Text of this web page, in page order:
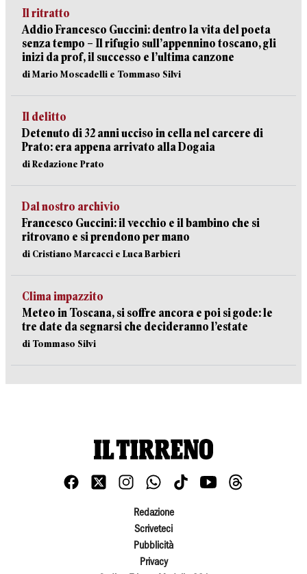
Il ritratto
Addio Francesco Guccini: dentro la vita del poeta
senza tempo – Il rifugio sull’appennino toscano, gli
inizi da prof, il successo e l’ultima canzone
di Mario Moscadelli e Tommaso Silvi
Il delitto
Detenuto di 32 anni ucciso in cella nel carcere di
Prato: era appena arrivato alla Dogaia
di Redazione Prato
Dal nostro archivio
Francesco Guccini: il vecchio e il bambino che si
ritrovano e si prendono per mano
di Cristiano Marcacci e Luca Barbieri
Clima impazzito
Meteo in Toscana, si soffre ancora e poi si gode: le
tre date da segnarsi che decideranno l’estate
di Tommaso Silvi
Redazione
Scriveteci
Pubblicità
Privacy